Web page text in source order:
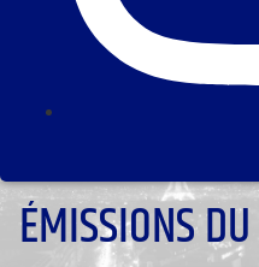
ÉMISSIONS